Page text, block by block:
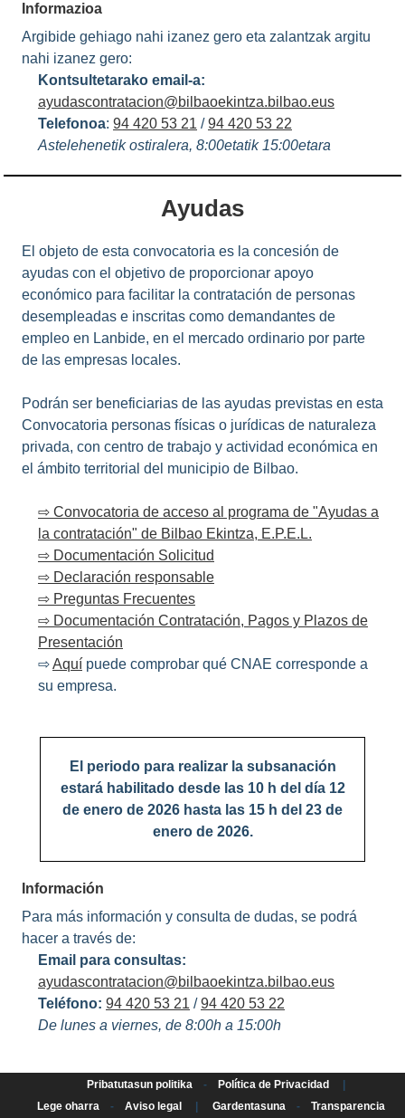
Informazioa
Argibide gehiago nahi izanez gero eta zalantzak argitu
nahi izanez gero:
Kontsultetarako email-a:
ayudascontratacion@bilbaoekintza.bilbao.eus
Telefonoa: 94 420 53 21 /94 420 53 22
Astelehenetik ostiralera, 8:00etatik 15:00etara
Ayudas
El objeto de esta convocatoria es la concesión de
ayudas con el objetivo de proporcionar apoyo
económico para facilitar la contratación de personas
desempleadas e inscritas como demandantes de
empleo en Lanbide, en el mercado ordinario por parte
de las empresas locales.
Podrán ser beneficiarias de las ayudas previstas en esta
Convocatoria personas físicas o jurídicas de naturaleza
privada, con centro de trabajo y actividad económica en
el ámbito territorial del municipio de Bilbao.
⇨ Convocatoria de acceso al programa de "Ayudas a
la contratación" de Bilbao Ekintza, E.P.E.L.
⇨ Documentación Solicitud
⇨ Declaración responsable
⇨ Preguntas Frecuentes
⇨ Documentación Contratación, Pagos y Plazos de
Presentación
⇨Aquí puede comprobar qué CNAE corresponde a
su empresa.
El periodo para realizar la subsanación
estará habilitado desde las 10 h del día 12
de enero de 2026 hasta las 15 h del 23 de
enero de 2026.
Información
Para más información y consulta de dudas, se podrá
hacer a través de:
Email para consultas:
ayudascontratacion@bilbaoekintza.bilbao.eus
Teléfono: 94 420 53 21 /94 420 53 22
De lunes a viernes, de 8:00h a 15:00h
Pribatutasun politika - Política de Privacidad
Lege oharra
- Aviso legal Gardentasuna - Transparencia